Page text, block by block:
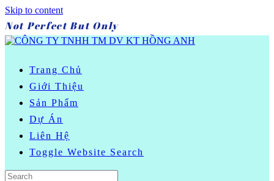
Skip to content
Not Perfect But Only
Trang Chủ
Giới Thiệu
Sản Phẩm
Dự Án
Liên Hệ
Toggle Website Search